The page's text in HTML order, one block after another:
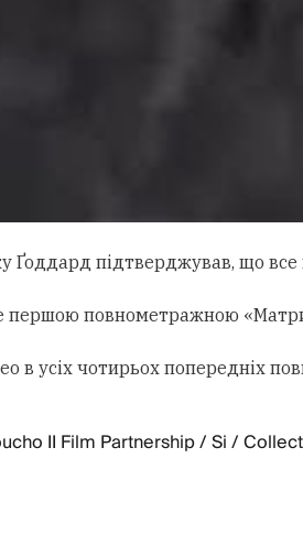
Ґоддард підтверджував, що все
першою повнометражною
в усіх чотирьох попередніх
II Film Partnership / Si /